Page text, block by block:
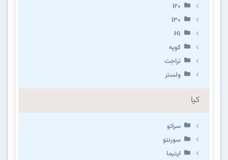
i20
i30
H1
کوپه
تراجت
ولستر
کیا
سراتو
سورنتو
اپتیما